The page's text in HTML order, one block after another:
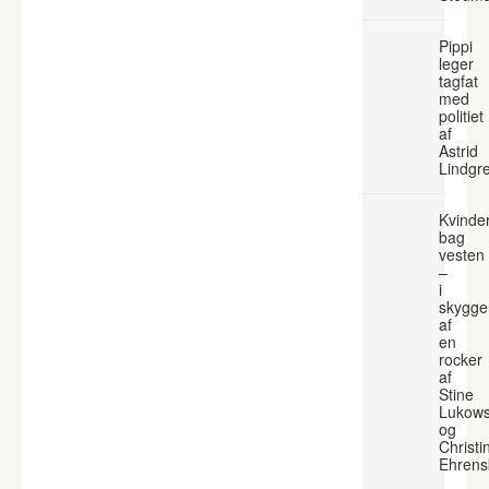
Pippi
leger
tagfat
med
politiet
af
Astrid
bag
vesten
–
i
af
en
rocker
af
Stine
og